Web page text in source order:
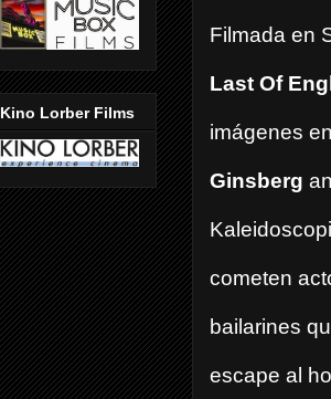
Filmada en
Last Of
imágenes
Ginsberg
cometen
bailarines
escape al
Kino Lorber Films